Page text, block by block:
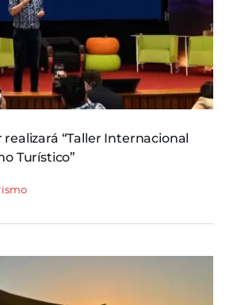
“Taller Internacional
Turístico”